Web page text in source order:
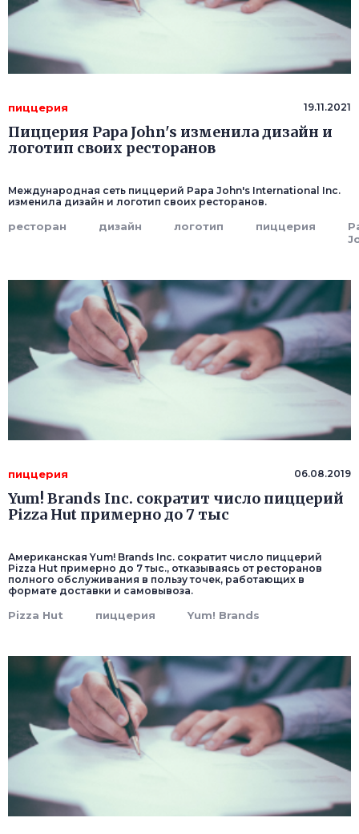
пиццерия 19.11.2021
Пиццерия Papa John's изменила дизайн и
логотип своих ресторанов
Международная сеть пиццерий Papa John's International Inc.
изменила дизайн и логотип своих ресторанов.
ресторан дизайн логотип пиццерия
пиццерия 06.08.2019
Yum! Brands Inc. сократит число пиццерий
Pizza Hut примерно до 7 тыс
Американская Yum! Brands Inc. сократит число пиццерий
Pizza Hut примерно до 7 тыс., отказываясь от ресторанов
полного обслуживания в пользу точек, работающих в
формате доставки и самовывоза.
Pizza Hut пиццерия Yum! Brands